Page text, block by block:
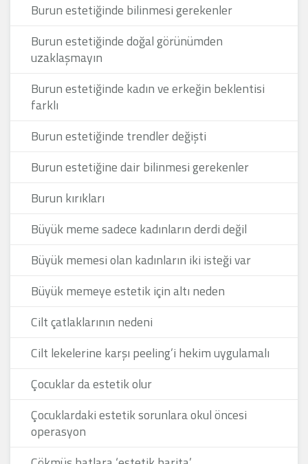
Burun estetiğinde bilinmesi gerekenler
Burun estetiğinde doğal görünümden
uzaklaşmayın
Burun estetiğinde kadın ve erkeğin beklentisi
farklı
Burun estetiğinde trendler değişti
Burun estetiğine dair bilinmesi gerekenler
Burun kırıkları
Büyük meme sadece kadınların derdi değil
Büyük memesi olan kadınların iki isteği var
Büyük memeye estetik için altı neden
Cilt çatlaklarının nedeni
Cilt lekelerine karşı peeling’i hekim uygulamalı
Çocuklar da estetik olur
Çocuklardaki estetik sorunlara okul öncesi
operasyon